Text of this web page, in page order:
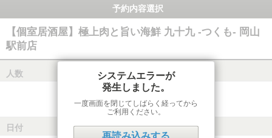
予約内容選択
【個室居酒屋】極上肉と旨い海鮮 九十九 -つくも- 岡山
駅前店
人数
日付
システムエラーが
発生しました。
一度画面を閉じてしばらく経ってから
ご利用ください。
再読み込みする